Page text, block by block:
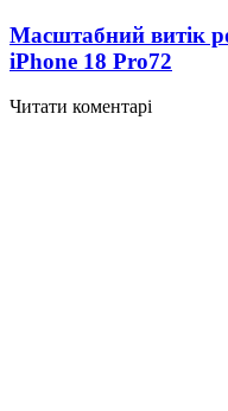
Масштабний витік
iPhone 18 Pro72
Читати коментарі